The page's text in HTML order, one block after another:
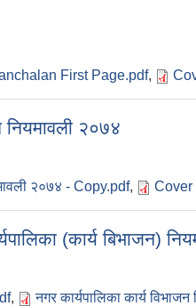
First Page.pdf,
नियमावली २०७४
२०७४ - Copy.pdf, Cover
(कार्य बिभाजन)
, नगर कार्यपालिका कार्य